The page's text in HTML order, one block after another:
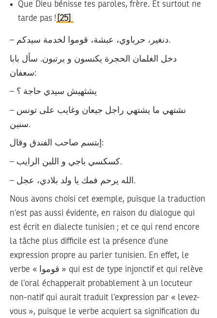
Que Dieu bénisse tes paroles, frère. Et surtout ne
tarde pas ! [25]
– دنغير، حرباوي، عبشة، قوموا لخدمة سيدكم.
دخل الغلمان الحجرة يكنسون و يرتبون. سأل بابا
سعفان:
– نشتهي ما يشتهي راجل جيعان وغايب على تونس
سنين.
إبتسم صاحب الفندق وقال:
– كسكسي باجي و اللبن الرايب.
– الله يرحم فمك يا ولد بلادي، عجل.
Nous avons choisi cet exemple, puisque la traduction
n’est pas aussi évidente, en raison du dialogue qui
est écrit en dialecte tunisien ; et ce qui rend encore
la tâche plus difficile est la présence d’une
expression propre au parler tunisien. En effet, le
verbe « قوموا » qui est de type injonctif et qui relève
de l’oral échapperait probablement à un locuteur
non-natif qui aurait traduit l’expression par « levez-
vous », puisque le verbe acquiert sa signification du